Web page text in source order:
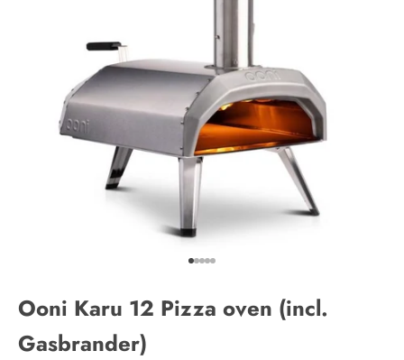
Naar artikel 1
Naar artikel 2
Naar artikel 3
Naar artikel 4
Naar artikel 5
Ooni Karu 12 Pizza oven (incl.
Gasbrander)